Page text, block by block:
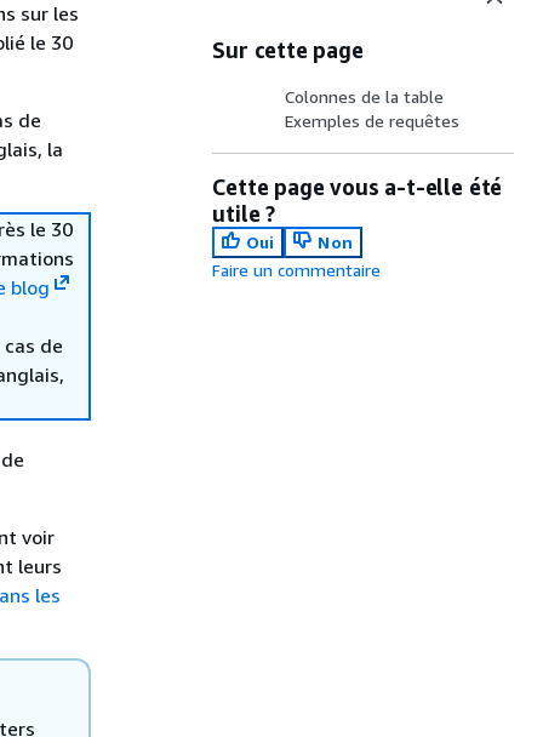
sur les
le 30
de
la
le 30
blog
de
voir
leurs
les
Sur cette page
Colonnes de la table
Exemples de requêtes
Cette page vous a-t-elle été
utile ?
Oui
Non
Faire un commentaire